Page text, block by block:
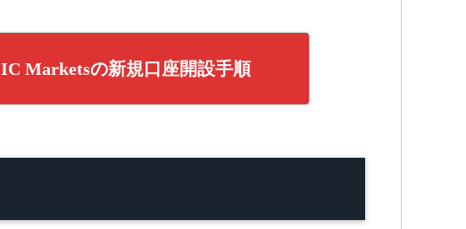
IC Marketsの新規口座開設手順